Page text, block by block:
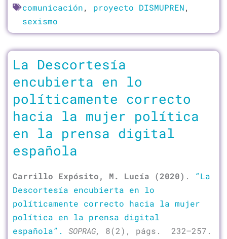
comunicación, proyecto DISMUPREN,
sexismo
La Descortesía
encubierta en lo
políticamente correcto
hacia la mujer política
en la prensa digital
española
Carrillo Expósito, M. Lucía (2020) . “La
Descortesía encubierta en lo
políticamente correcto hacia la mujer
política en la prensa digital
española”. SOPRAG, 8(2), págs. 232–257.